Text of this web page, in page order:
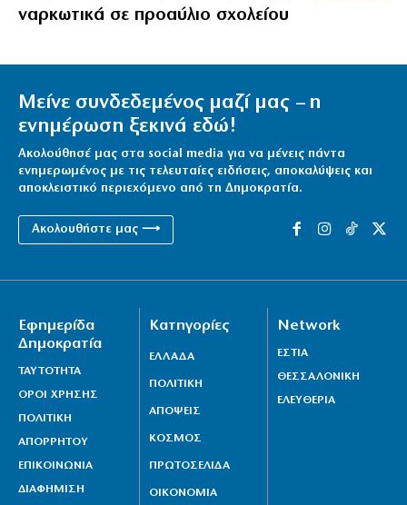
ναρκωτικά σε προαύλιο σχολείου
Μείνε συνδεδεμένος μαζί μας – η
ενημέρωση ξεκινά εδώ!
Ακολούθησέ μας στα social media για να μένεις πάντα
ενημερωμένος με τις τελευταίες ειδήσεις, αποκαλύψεις και
αποκλειστικό περιεχόμενο από τη Δημοκρατία.
Ακολουθήστε μας ⟶
Εφημερίδα
Δημοκρατία
ΤΑΥΤΟΤΗΤΑ
ΟΡΟΙ ΧΡΗΣΗΣ
ΠΟΛΙΤΙΚΗ
ΑΠΟΡΡΗΤΟΥ
ΕΠΙΚΟΙΝΩΝΙΑ
ΔΙΑΦΗΜΙΣΗ
Κατηγορίες
ΕΛΛΑΔΑ
ΠΟΛΙΤΙΚΗ
ΑΠΟΨΕΙΣ
ΚΟΣΜΟΣ
ΠΡΩΤΟΣΕΛΙΔΑ
ΟΙΚΟΝΟΜΙΑ
Network
ΕΣΤΙΑ
ΘΕΣΣΑΛΟΝΙΚΗ
ΕΛΕΥΘΕΡΙΑ